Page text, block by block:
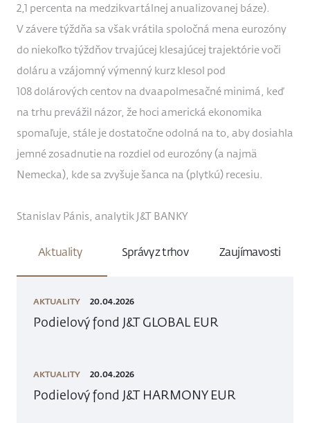
2,1 percenta na medzikvartálnej anualizovanej báze).
V závere týždňa sa však vrátila spoločná mena eurozóny
do niekoľko týždňov trvajúcej klesajúcej trajektórie voči
doláru a vzájomný výmenný kurz klesol pod
108 dolárových centov na dvaapolmesačné minimá, keď
na trhu prevážil názor, že hoci americká ekonomika
spomaľuje, stále je dostatočne odolná na to, aby dosiahla
jemné zosadnutie na rozdiel od eurozóny (a najmä
Nemecka), kde sa zvyšuje šanca na (plytkú) recesiu.
Stanislav Pánis, analytik J&T BANKY
Aktuality Správy z trhov Zaujímavosti
AKTUALITY 20.04.2026
Podielový fond J&T GLOBAL EUR
AKTUALITY 20.04.2026
Podielový fond J&T HARMONY EUR